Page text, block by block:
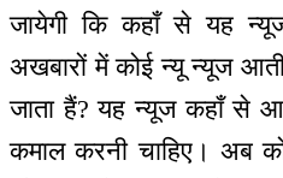
जायेगी कि कहाँ से यह
अखबारों में कोई न्यू न्यूज
जाता हैं? यह न्यूज कहाँ से
कमाल करनी चाहिए। अब